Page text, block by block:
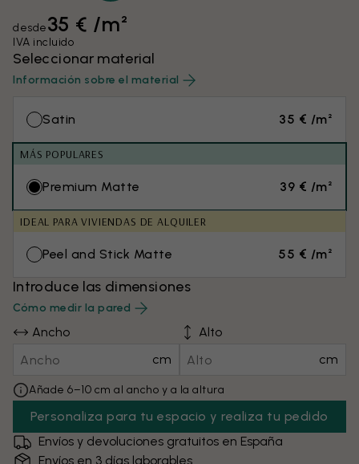
desde35 € /m²
IVA incluido
Seleccionar material
Información sobre el material
Satin 35 € /m²
MÁS POPULARES
Premium Matte 39 € /m²
IDEAL PARA VIVIENDAS DE ALQUILER
Peel and Stick Matte 55 € /m²
Introduce las dimensiones
Cómo medir la pared
Ancho
cm
Alto
cm
Añade 6–10 cm al ancho y a la altura
Personaliza para tu espacio y realiza tu pedido
Envíos y devoluciones gratuitos en España
Envíos en 3 días laborables